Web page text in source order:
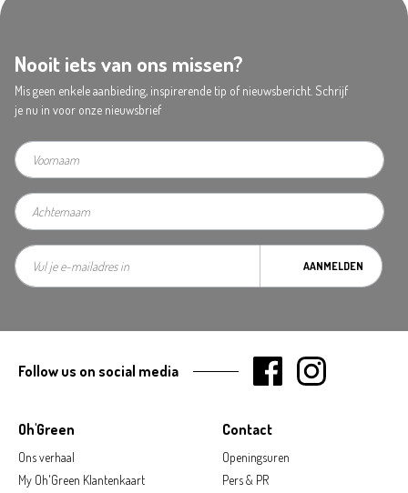
Nooit iets van ons missen?
Mis geen enkele aanbieding, inspirerende tip of nieuwsbericht. Schrijf
je nu in voor onze nieuwsbrief
AANMELDEN
Oh'Green
Ons verhaal
My Oh'Green Klantenkaart
Contact
Openingsuren
Pers & PR
Follow us on social media